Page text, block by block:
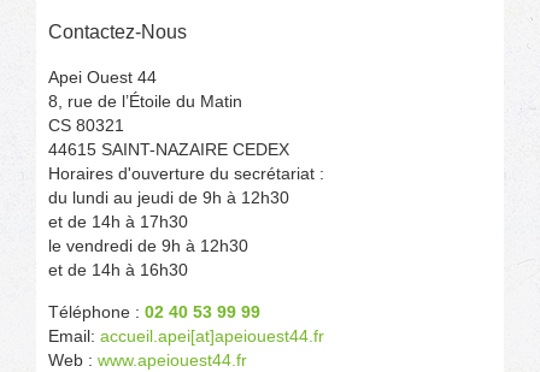
Contactez-Nous
Apei Ouest 44
8, rue de l’Étoile du Matin
CS 80321
44615 SAINT-NAZAIRE CEDEX
Horaires d'ouverture du secrétariat :
du lundi au jeudi de 9h à 12h30
et de 14h à 17h30
le vendredi de 9h à 12h30
et de 14h à 16h30
Téléphone : 02 40 53 99 99
Email: accueil.apei[at]apeiouest44.fr
Web : www.apeiouest44.fr